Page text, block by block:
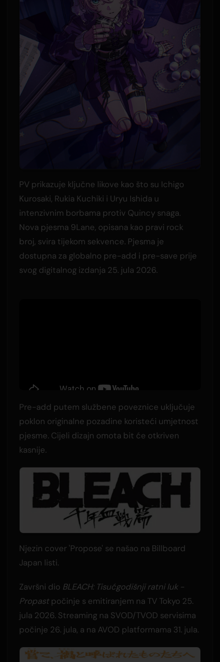
PV prikazuje ključne likove kao što su Ichigo
Kurosaki, Rukia Kuchiki i Uryu Ishida u
intenzivnim borbama protiv Quincy snaga.
Nova pjesma 9Lane, opisana kao pravi rock
broj, svira tijekom sekvence. Pjesma je
dostupna za globalno pre-add i pre-save prije
svog digitalnog izdanja 25. jula 2026.
Pre-add putem službene poveznice uključuje
poklon originalne pozadine koristeći umjetnost
pjesme. Cijeli dizajn omota bit će otkriven
kasnije.
Njezin cover 'Propose' se našao na Billboard
Japan listi.
Završni dio BLEACH: Tisućgodišnji ratni luk -
Propastpočinje s emitiranjem na TV Tokyo 25.
jula 2026. Streaming na SVOD/TVOD servisima
počinje 26. jula, a na AVOD platformama 31. jula.